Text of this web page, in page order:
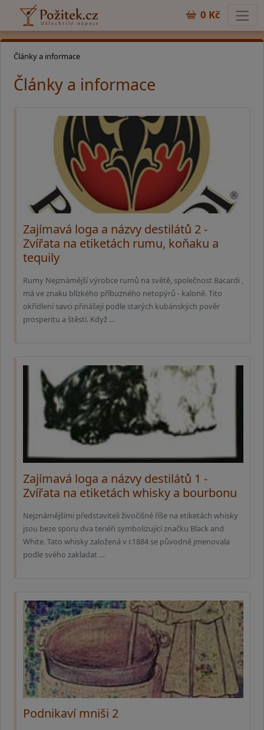
0 Kč
Články a informace
Články a informace
Zajímavá loga a názvy destilátů 2 -
Zvířata na etiketách rumu, koňaku a
tequily
Rumy Nejznámější výrobce rumů na světě, společnost Bacardi ,
má ve znaku blízkého příbuzného netopýrů - kaloně. Tito
okřídlení savci přinášejí podle starých kubánských pověr
prosperitu a štěstí. Když …
Zajímavá loga a názvy destilátů 1 -
Zvířata na etiketách whisky a bourbonu
Nejznámějšími představiteli živočišné říše na etiketách whisky
jsou beze sporu dva teriéři symbolizující značku Black and
White. Tato whisky založená v r.1884 se původně jmenovala
podle svého zakladat …
Podnikaví mniši 2